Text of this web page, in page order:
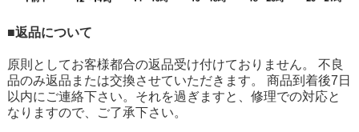
■返品について
原則としてお客様都合の返品受け付けておりません。 不良
品のみ返品または交換させていただきます。 商品到着後7日
以内にご連絡下さい。それを過ぎますと、修理での対応と
なりますので、ご了承下さい。